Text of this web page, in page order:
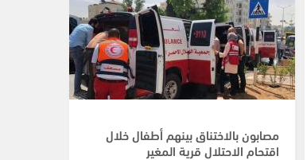
مصابون بالاختناق بينهم أطفال خلال
اقتحام الاحتلال قرية المغير